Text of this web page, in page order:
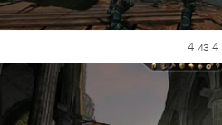
4 из 4